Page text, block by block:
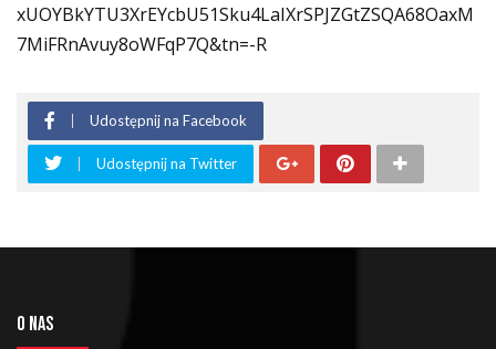
xUOYBkYTU3XrEYcbU51Sku4LaIXrSPJZGtZSQA68OaxM
7MiFRnAvuy8oWFqP7Q&tn=-R
Udostępnij na Facebook
Udostępnij na Twitter
O NAS